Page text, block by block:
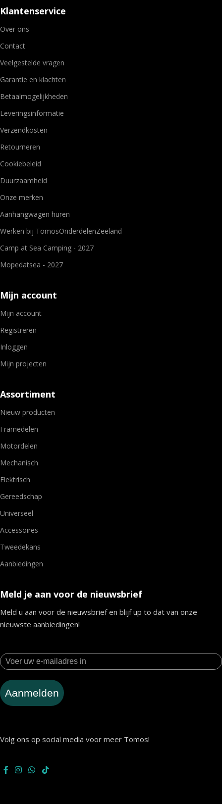
Klantenservice
Over ons
Contact
Veelgestelde vragen
Garantie en klachten
Betaalmogelijkheden
Leveringsinformatie
Verzendkosten
Retourneren
Cookiebeleid
Duurzaamheid
Onze merken
Aanhangwagen huren
Werken bij TomosOnderdelenZeeland
Camp at Sea Camping - 2027
Mopedatsea - 2027
Mijn account
Mijn account
Registreren
Inloggen
Mijn projecten
Assortiment
Nieuw producten
Framedelen
Motordelen
Mechanisch
Elektrisch
Gereedschap
Universeel
Accessoires
Tweedekans
Aanbiedingen
Meld je aan voor de nieuwsbrief
Meld u aan voor de nieuwsbrief en blijf up to dat van onze
nieuwste aanbiedingen!
Aanmelden
Volg ons op social media voor meer Tomos!